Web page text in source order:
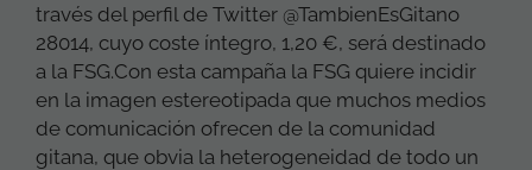
través del perfil de Twitter @TambienEsGitano
28014, cuyo coste íntegro, 1,20 €, será destinado
a la FSG.Con esta campaña la FSG quiere incidir
en la imagen estereotipada que muchos medios
de comunicación ofrecen de la comunidad
gitana, que obvia la heterogeneidad de todo un